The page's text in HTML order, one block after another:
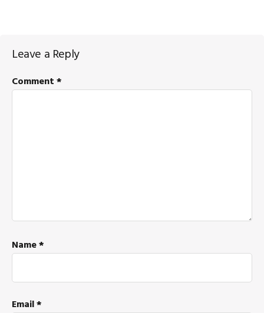
Reader
Interactions
Leave a Reply
Comment*
Name*
Email*